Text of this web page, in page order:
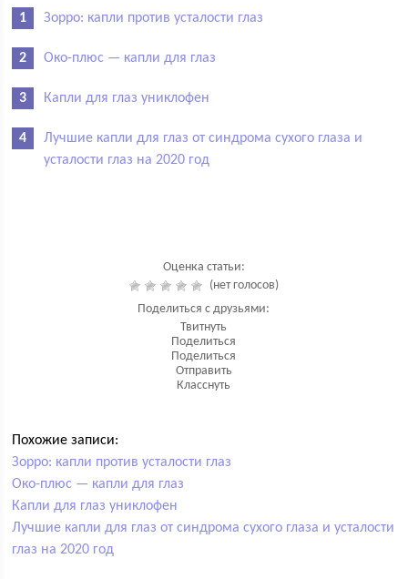
Зорро: капли против усталости глаз
Око-плюс — капли для глаз
Капли для глаз униклофен
Лучшие капли для глаз от синдрома сухого глаза и
усталости глаз на 2020 год
Оценка статьи:
(нет голосов)
Поделиться с друзьями:
Твитнуть
Поделиться
Поделиться
Отправить
Класснуть
Похожие записи:
Зорро: капли против усталости глаз
Око-плюс — капли для глаз
Капли для глаз униклофен
Лучшие капли для глаз от синдрома сухого глаза и усталости
глаз на 2020 год